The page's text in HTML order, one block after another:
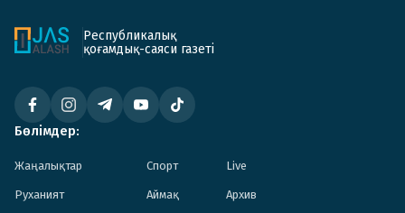
Республикалық
қоғамдық-саяси газеті
Бөлімдер:
Жаңалықтар Спорт Live
Руханият Аймақ Архив